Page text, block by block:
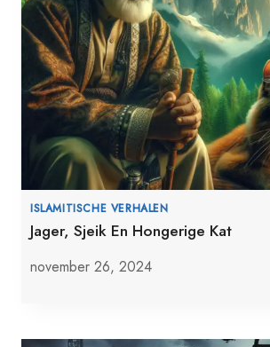
ISLAMITISCHE VERHALEN
Jager, Sjeik En Hongerige Kat
november 26, 2024